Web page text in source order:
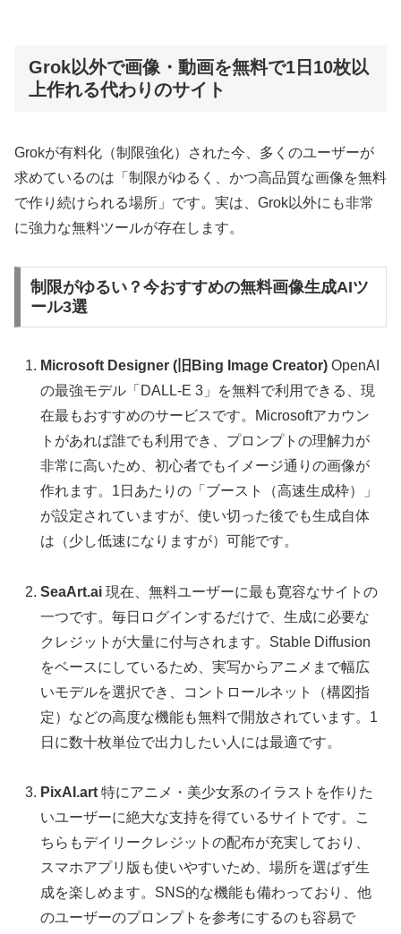
Grok以外で画像・動画を無料で1日10枚以
上作れる代わりのサイト
Grokが有料化（制限強化）された今、多くのユーザーが
求めているのは「制限がゆるく、かつ高品質な画像を無料
で作り続けられる場所」です。実は、Grok以外にも非常
に強力な無料ツールが存在します。
制限がゆるい？今おすすめの無料画像生成AIツ
ール3選
Microsoft Designer (旧Bing Image Creator) OpenAI
の最強モデル「DALL-E 3」を無料で利用できる、現
在最もおすすめのサービスです。Microsoftアカウン
トがあれば誰でも利用でき、プロンプトの理解力が
非常に高いため、初心者でもイメージ通りの画像が
作れます。1日あたりの「ブースト（高速生成枠）」
が設定されていますが、使い切った後でも生成自体
は（少し低速になりますが）可能です。
SeaArt.ai 現在、無料ユーザーに最も寛容なサイトの
一つです。毎日ログインするだけで、生成に必要な
クレジットが大量に付与されます。Stable Diffusion
をベースにしているため、実写からアニメまで幅広
いモデルを選択でき、コントロールネット（構図指
定）などの高度な機能も無料で開放されています。1
日に数十枚単位で出力したい人には最適です。
PixAI.art 特にアニメ・美少女系のイラストを作りた
いユーザーに絶大な支持を得ているサイトです。こ
ちらもデイリークレジットの配布が充実しており、
スマホアプリ版も使いやすいため、場所を選ばず生
成を楽しめます。SNS的な機能も備わっており、他
のユーザーのプロンプトを参考にするのも容易で